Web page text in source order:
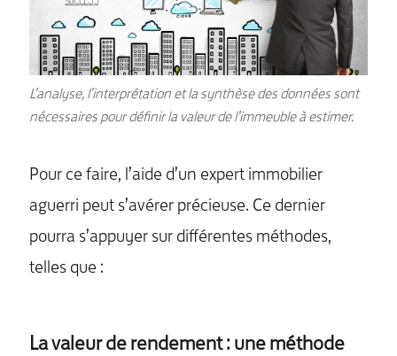
L’analyse, l’interprétation et la synthèse des données sont
nécessaires pour définir la valeur de l’immeuble à estimer.
Pour ce faire, l’aide d’un expert immobilier
aguerri peut s’avérer précieuse. Ce dernier
pourra s’appuyer sur différentes méthodes,
telles que :
La valeur de rendement : une méthode